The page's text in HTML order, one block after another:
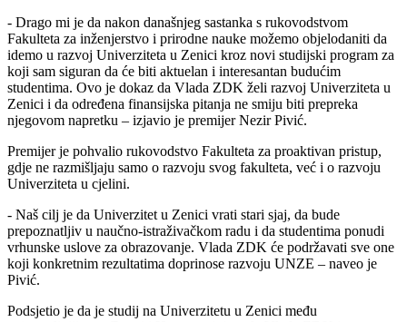
- Drago mi je da nakon današnjeg sastanka s rukovodstvom
Fakulteta za inženjerstvo i prirodne nauke možemo objelodaniti da
idemo u razvoj Univerziteta u Zenici kroz novi studijski program za
koji sam siguran da će biti aktuelan i interesantan budućim
studentima. Ovo je dokaz da Vlada ZDK želi razvoj Univerziteta u
Zenici i da određena finansijska pitanja ne smiju biti prepreka
njegovom napretku – izjavio je premijer Nezir Pivić.
Premijer je pohvalio rukovodstvo Fakulteta za proaktivan pristup,
gdje ne razmišljaju samo o razvoju svog fakulteta, već i o razvoju
Univerziteta u cjelini.
- Naš cilj je da Univerzitet u Zenici vrati stari sjaj, da bude
prepoznatljiv u naučno-istraživačkom radu i da studentima ponudi
vrhunske uslove za obrazovanje. Vlada ZDK će podržavati sve one
koji konkretnim rezultatima doprinose razvoju UNZE – naveo je
Pivić.
Podsjetio je da je studij na Univerzitetu u Zenici među